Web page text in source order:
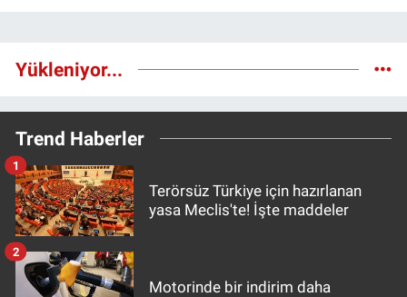
Yükleniyor...
Trend Haberler
Terörsüz Türkiye için hazırlanan
yasa Meclis'te! İşte maddeler
1
Motorinde bir indirim daha
2